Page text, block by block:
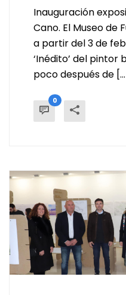
Inauguración
Cano. El Museo de
a partir del 3 de
‘Inédito’ del pintor
poco después de
0